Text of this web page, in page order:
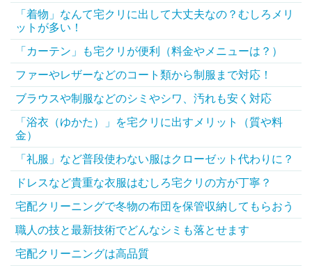
「着物」なんて宅クリに出して大丈夫なの？むしろメリ
ットが多い！
「カーテン」も宅クリが便利（料金やメニューは？）
ファーやレザーなどのコート類から制服まで対応！
ブラウスや制服などのシミやシワ、汚れも安く対応
「浴衣（ゆかた）」を宅クリに出すメリット（質や料
金）
「礼服」など普段使わない服はクローゼット代わりに？
ドレスなど貴重な衣服はむしろ宅クリの方が丁寧？
宅配クリーニングで冬物の布団を保管収納してもらおう
職人の技と最新技術でどんなシミも落とせます
宅配クリーニングは高品質